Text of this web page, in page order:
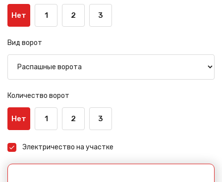
Нет 1 2 3
Вид ворот
Количество ворот
Нет 1 2 3
Электричество на участке